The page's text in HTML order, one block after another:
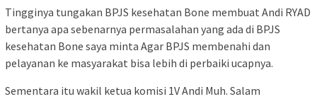
Tingginya tungakan BPJS kesehatan Bone membuat Andi RYAD
bertanya apa sebenarnya permasalahan yang ada di BPJS
kesehatan Bone saya minta Agar BPJS membenahi dan
pelayanan ke masyarakat bisa lebih di perbaiki ucapnya.
Sementara itu wakil ketua komisi 1V Andi Muh. Salam